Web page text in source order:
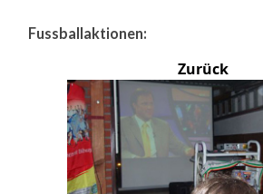
Fussballaktionen:
Zurück